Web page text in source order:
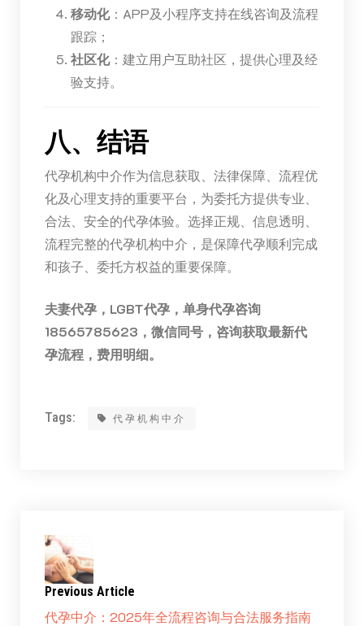
移动化：APP及小程序支持在线咨询及流程
跟踪；
社区化：建立用户互助社区，提供心理及经
验支持。
八、结语
代孕机构中介作为信息获取、法律保障、流程优
化及心理支持的重要平台，为委托方提供专业、
合法、安全的代孕体验。选择正规、信息透明、
流程完整的代孕机构中介，是保障代孕顺利完成
和孩子、委托方权益的重要保障。
夫妻代孕，LGBT代孕，单身代孕咨询
18565785623，微信同号，咨询获取最新代
孕流程，费用明细。
Tags: 代孕机构中介
Previous Article
代孕中介：2025年全流程咨询与合法服务指南